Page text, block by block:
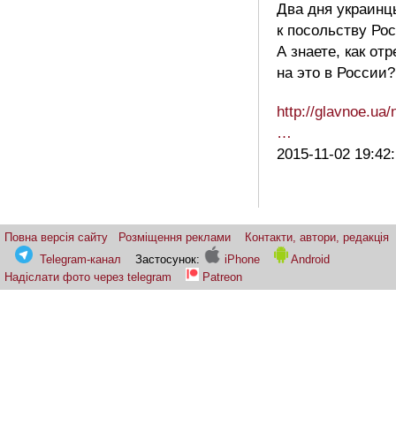
Два дня
к посольству
А знаете, как
на это в России?
http://glavnoe.ua/
…
2015-11-02
Повна версія сайту Розміщення реклами
Контакти, автори, редакція
Telegram-канал
Застосунок: iPhone
Android
Надіслати фото через telegram
Patreon